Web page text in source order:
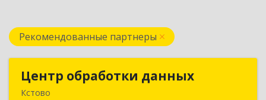
Рекомендованные партнеры
Центр обработки данных
Кстово
Центр обработки данных